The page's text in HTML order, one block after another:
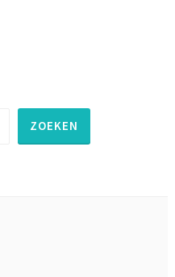
ZOEKEN